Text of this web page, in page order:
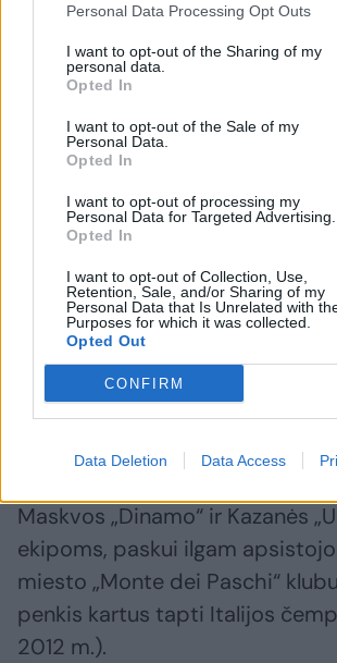
Personal Data Processing Opt Outs
I want to opt-out of the Sharing of my
personal data.
Opted In
I want to opt-out of the Sale of my
Personal Data.
Opted In
I want to opt-out of processing my
Personal Data for Targeted Advertising.
Opted In
I want to opt-out of Collection, Use,
Retention, Sale, and/or Sharing of my
Personal Data that Is Unrelated with
Purposes for which it was collected.
Opted Out
CONFIRM
Data Deletion Data Access
beveik kiekvieną vasarą ir iki
net šešerios Europos
pasaulio pirmenybėse ir
žaidynėse. Paskutines
Lietuvos rinktinės marškinėlius
2018 metų vasarį per pasaulio
atrankos turnyrą.
Suprantama, dar ilgiau truko jo
Dar žaisdamas Permės
K.Lavrinovičius susipažino ir
šeimą su „Miss Rusija“ tapusia
Tatjana Sidorčuk ir nemažai
Maskvos „Dinamo“ ir Kazanės
ekipoms, paskui ilgam
miesto „Monte dei Paschi“
penkis kartus tapti Italijos
2012 m.).